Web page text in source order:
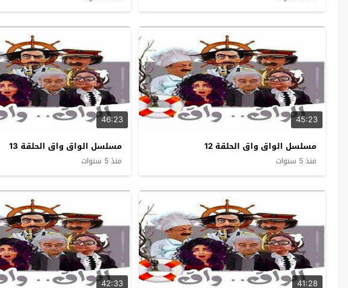
45:23
مسلسل الواق واق الحلقة 12
منذ 5 سنوات
46:23
مسلسل الواق واق الحلقة 13
منذ 5 سنوات
41:28
42:33